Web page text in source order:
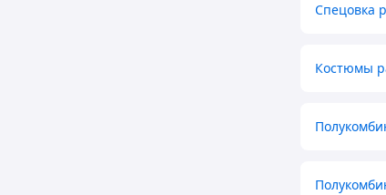
Спецовка
Костюмы